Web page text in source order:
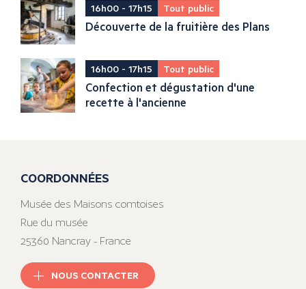
16h00 - 17h15 Tout public
Découverte de la fruitière des Plans
16h00 - 17h15 Tout public
Confection et dégustation d'une
recette à l'ancienne
COORDONNÉES
Musée des Maisons comtoises
Rue du musée
25360 Nancray - France
NOUS CONTACTER